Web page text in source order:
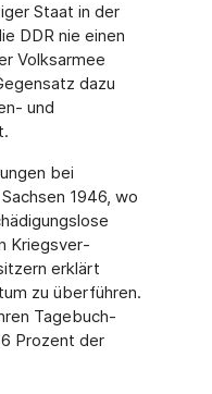
Staat in der
DDR nie einen
Volksarmee
dazu
und
bei
1946, wo
Kriegsver­
erklärt
zu über­führen.
Tagebuch-
Pro­zent der